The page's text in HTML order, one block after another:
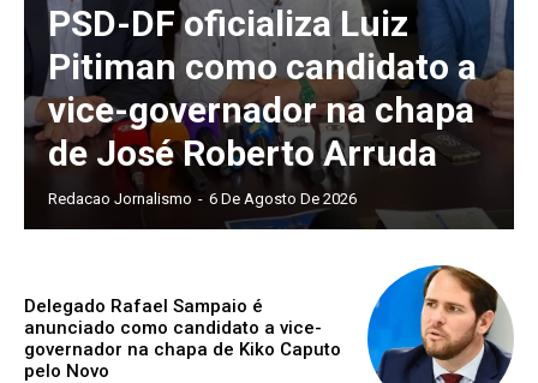
PSD-DF oficializa Luiz
Pitiman como candidato a
vice-governador na chapa
de José Roberto Arruda
Redacao Jornalismo - 6 De Agosto De 2026
Delegado Rafael Sampaio é
anunciado como candidato a vice-
governador na chapa de Kiko Caputo
pelo Novo